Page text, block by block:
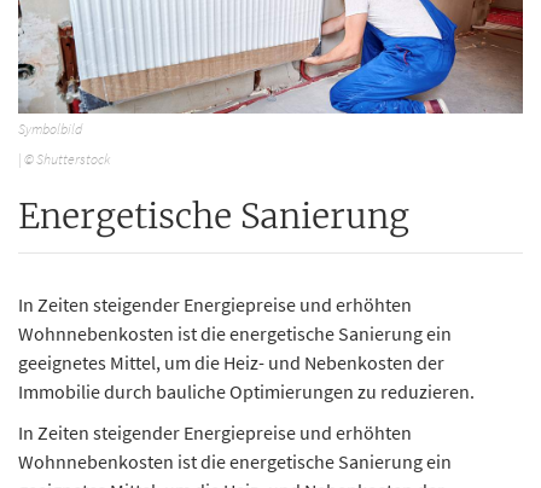
Symbolbild
| © Shutterstock
Energetische Sanierung
In Zeiten steigender Energiepreise und erhöhten
Wohnnebenkosten ist die energetische Sanierung ein
geeignetes Mittel, um die Heiz- und Nebenkosten der
Immobilie durch bauliche Optimierungen zu reduzieren.
In Zeiten steigender Energiepreise und erhöhten
Wohnnebenkosten ist die energetische Sanierung ein